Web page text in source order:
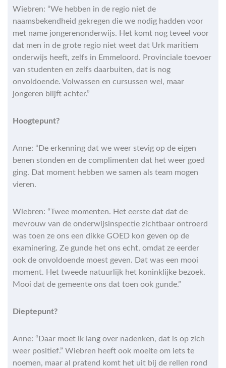
Wiebren: “We hebben in de regio niet de
naamsbekendheid gekregen die we nodig hadden voor
met name jongerenonderwijs. Het komt nog teveel voor
dat men in de grote regio niet weet dat Urk maritiem
onderwijs heeft, zelfs in Emmeloord. Provinciale toevoer
van studenten en zelfs daarbuiten, dat is nog
onvoldoende. Volwassen en cursussen wel, maar
jongeren blijft achter.”
Hoogtepunt?
Anne: “De erkenning dat we weer stevig op de eigen
benen stonden en de complimenten dat het weer goed
ging. Dat moment hebben we samen als team mogen
vieren.
Wiebren: “Twee momenten. Het eerste dat dat de
mevrouw van de onderwijsinspectie zichtbaar ontroerd
was toen ze ons een dikke GOED kon geven op de
examinering. Ze gunde het ons echt, omdat ze eerder
ook de onvoldoende moest geven. Dat was een mooi
moment. Het tweede natuurlijk het koninklijke bezoek.
Mooi dat de gemeente ons dat toen ook gunde.”
Dieptepunt?
Anne: “Daar moet ik lang over nadenken, dat is op zich
weer positief.” Wiebren heeft ook moeite om iets te
noemen, maar al pratend komt het uit bij de rellen rond